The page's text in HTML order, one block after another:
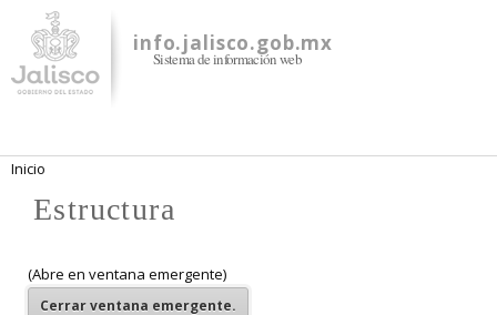
contenido
principal
info.jalisco.gob.mx
Sistema de información web
Se encuentra usted aquí
Inicio
Estructura
(Abre en ventana emergente)
Cerrarventana emergente.